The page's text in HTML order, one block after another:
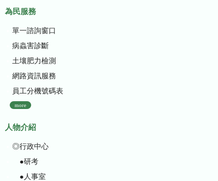
為民服務
單一諮詢窗口
病蟲害診斷
土壤肥力檢測
網路資訊服務
員工分機號碼表
more
人物介紹
◎行政中心
●研考
●人事室